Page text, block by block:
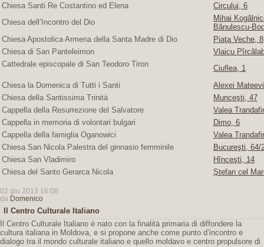
Chiesa Santi Re Costantino ed Elena
Circului, 6
Chiesa dell’Incontro del Dio
Mihai
Bănulescu-
Chiesa Apostolica Armena della Santa Madre di Dio
Piaţa Veche, 8
Chiesa di San Panteleimon
Vlaicu
Cattedrale episcopale di San Teodoro Tiron
Ciuflea, 1
Chiesa la Domenica di Tutti i Santi
Alexei
Chiesa della Santissima Trinità
Munceşti, 47
Cappella della Resurrezione del Salvatore
Valea
Cappella in memoria di volontari bulgari
Dimo, 6
Cappella della famiglia Oganowici
Valea
Chiesa San Nicola Palestra del ginnasio femminile
Bucureşti, 64/
Chiesa San Vladimiro
Hînceşti, 14
Chiesa del Santo Gerarca Nicola
Ştefan cel
02 giu 2013 16:08
da Domenico
Il Centro Culturale Italiano
Il Centro Culturale Italiano è nato con la finalità primaria di diffondere la
cultura italiana in Moldova, e si propone anche come punto d’incontro e
dialogo tra il mondo culturale italiano e quello moldavo e centro propulsore di